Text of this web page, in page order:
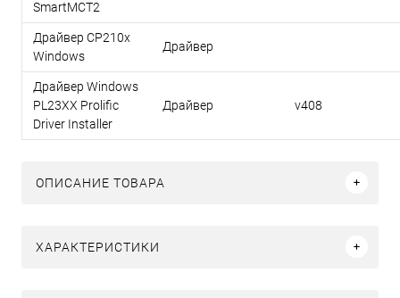
SmartMCT2
Драйвер CP210x
Windows
Драйвер
Драйвер Windows
PL23XX Prolific
Driver Installer
Драйвер v408
ОПИСАНИЕ ТОВАРА
ХАРАКТЕРИСТИКИ